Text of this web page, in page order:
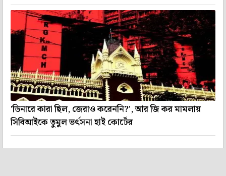
'ডিনারে কারা ছিল, জেরাও করেননি?', আর জি কর মামলায়
সিবিআইকে তুমুল ভর্ৎসনা হাই কোর্টের